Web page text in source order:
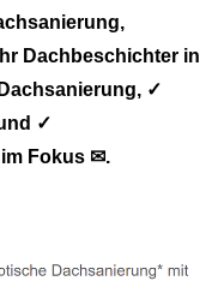
Dachbeschichter in
✓
✓
Fokus ✉.